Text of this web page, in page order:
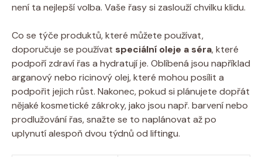
není ta nejlepší volba. Vaše řasy si zaslouží chvilku klidu.
Co se týče produktů, které můžete používat,
doporučuje se používat speciální oleje a séra, které
podpoří zdraví řas a hydratují je. Oblíbená jsou například
arganový nebo ricinový olej, které mohou posílit a
podpořit jejich růst. Nakonec, pokud si plánujete dopřát
nějaké kosmetické zákroky, jako jsou např. barvení nebo
prodlužování řas, snažte se to naplánovat až po
uplynutí alespoň dvou týdnů od liftingu.